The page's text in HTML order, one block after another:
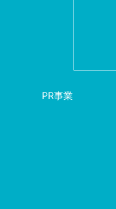
PR事業